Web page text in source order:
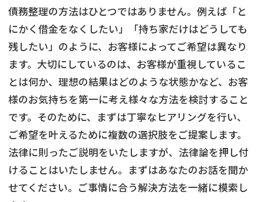
債務整理の方法はひとつではありません。例えば「と
にかく借金をなくしたい」「持ち家だけはどうしても
残したい」のように、お客様によってご希望は異なり
ます。大切にしているのは、お客様が重視しているこ
とは何か、理想の結果はどのような状態かなど、お客
様のお気持ちを第一に考え様々な方法を検討すること
です。そのために、まずは丁寧なヒアリングを行い、
ご希望を叶えるために複数の選択肢をご提案します。
法律に則ったご説明をいたしますが、法律論を押し付
けることはいたしません。まずはあなたのお話を聞か
せてください。ご事情に合う解決方法を一緒に模索し